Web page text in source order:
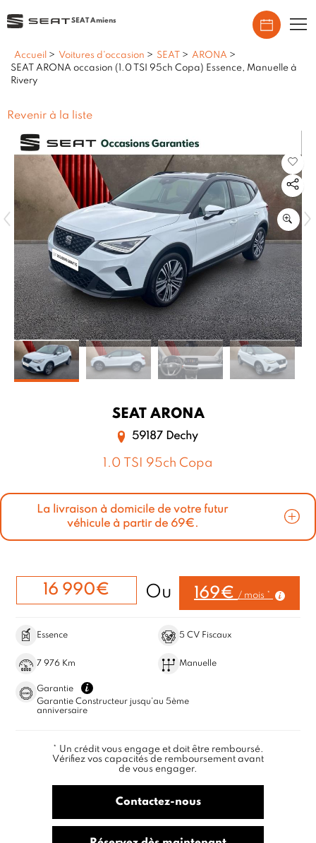
SEAT Amiens
Accueil > Voitures d'occasion > SEAT > ARONA >
SEAT ARONA occasion (1.0 TSI 95ch Copa) Essence, Manuelle à
Rivery
Revenir à la liste
SEAT ARONA
1.0 TSI 95ch Copa
59187 Dechy
Essence 5 CV Fiscaux
7 976 Km Manuelle
Garantie
Garantie Constructeur jusqu'au 5ème
anniversaire
16 990€ Ou 169€ / mois *
Contactez-nous
* Un crédit vous engage et doit être remboursé.
Vérifiez vos capacités de remboursement avant
de vous engager.
La livraison à domicile de votre futur
véhicule à partir de 69€.